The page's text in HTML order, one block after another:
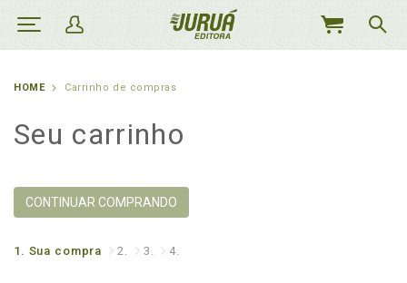
MEU
HOME Carrinho de compras
Seu carrinho
CONTINUAR COMPRANDO
1. Sua compra 2. 3. 4.